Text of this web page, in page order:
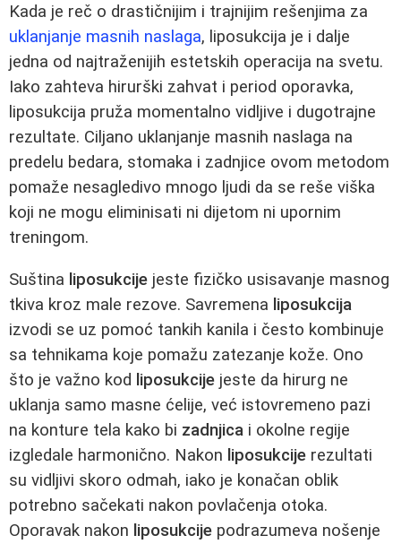
Kada je reč o drastičnijim i trajnijim rešenjima za
uklanjanje masnih naslaga, liposukcija je i dalje
jedna od najtraženijih estetskih operacija na svetu.
Iako zahteva hirurški zahvat i period oporavka,
liposukcija pruža momentalno vidljive i dugotrajne
rezultate. Ciljano uklanjanje masnih naslaga na
predelu bedara, stomaka i zadnjice ovom metodom
pomaže nesagledivo mnogo ljudi da se reše viška
koji ne mogu eliminisati ni dijetom ni upornim
treningom.
Suština liposukcije jeste fizičko usisavanje masnog
tkiva kroz male rezove. Savremena liposukcija
izvodi se uz pomoć tankih kanila i često kombinuje
sa tehnikama koje pomažu zatezanje kože. Ono
što je važno kod liposukcije jeste da hirurg ne
uklanja samo masne ćelije, već istovremeno pazi
na konture tela kako bi zadnjica i okolne regije
izgledale harmonično. Nakon liposukcije rezultati
su vidljivi skoro odmah, iako je konačan oblik
potrebno sačekati nakon povlačenja otoka.
Oporavak nakon liposukcije podrazumeva nošenje